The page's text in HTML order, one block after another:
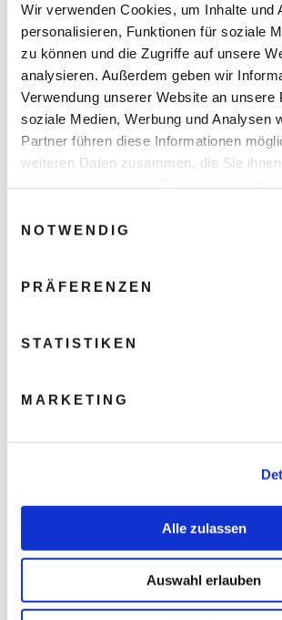
Wir verwenden Cookies, um Inhalte und
personalisieren, Funktionen für soziale
zu können und die Zugriffe auf unsere
analysieren. Außerdem geben wir
Verwendung unserer Website an unsere
soziale Medien, Werbung und Analysen
Partner führen diese Informationen
weiteren Daten zusammen, die Sie
NOTWENDIG
PRÄFERENZEN
STATISTIKEN
MARKETING
Alle zulassen
Auswahl erlauben